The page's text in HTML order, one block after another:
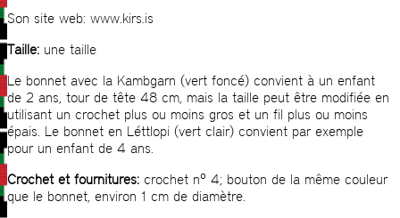
Son site web: www.kirs.is
Taille: une taille
Le bonnet avec la Kambgarn (vert foncé) convient à un enfant
de 2 ans, tour de tête 48 cm, mais la taille peut être modifiée en
utilisant un crochet plus ou moins gros et un fil plus ou moins
épais. Le bonnet en Léttlopi (vert clair) convient par exemple
pour un enfant de 4 ans.
Crochet et fournitures: crochet n° 4; bouton de la même couleur
que le bonnet, environ 1 cm de diamètre.